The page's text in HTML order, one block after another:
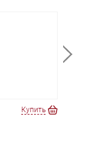
Купить